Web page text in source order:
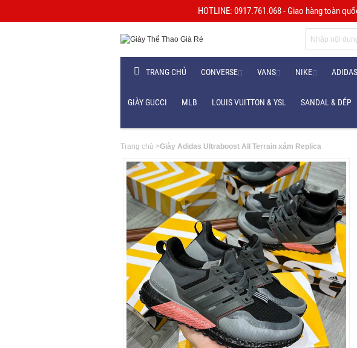
HOTLINE: 0917.761.068 - Giao hàng toàn
TRANG CHỦ CONVERSE VANS NIKE ADIDAS
GIÀY GUCCI MLB LOUIS VUITTON & YSL SANDAL & DÉP
Trang chủ >Giày Adidas Ultraboost All Terrain xám Replica